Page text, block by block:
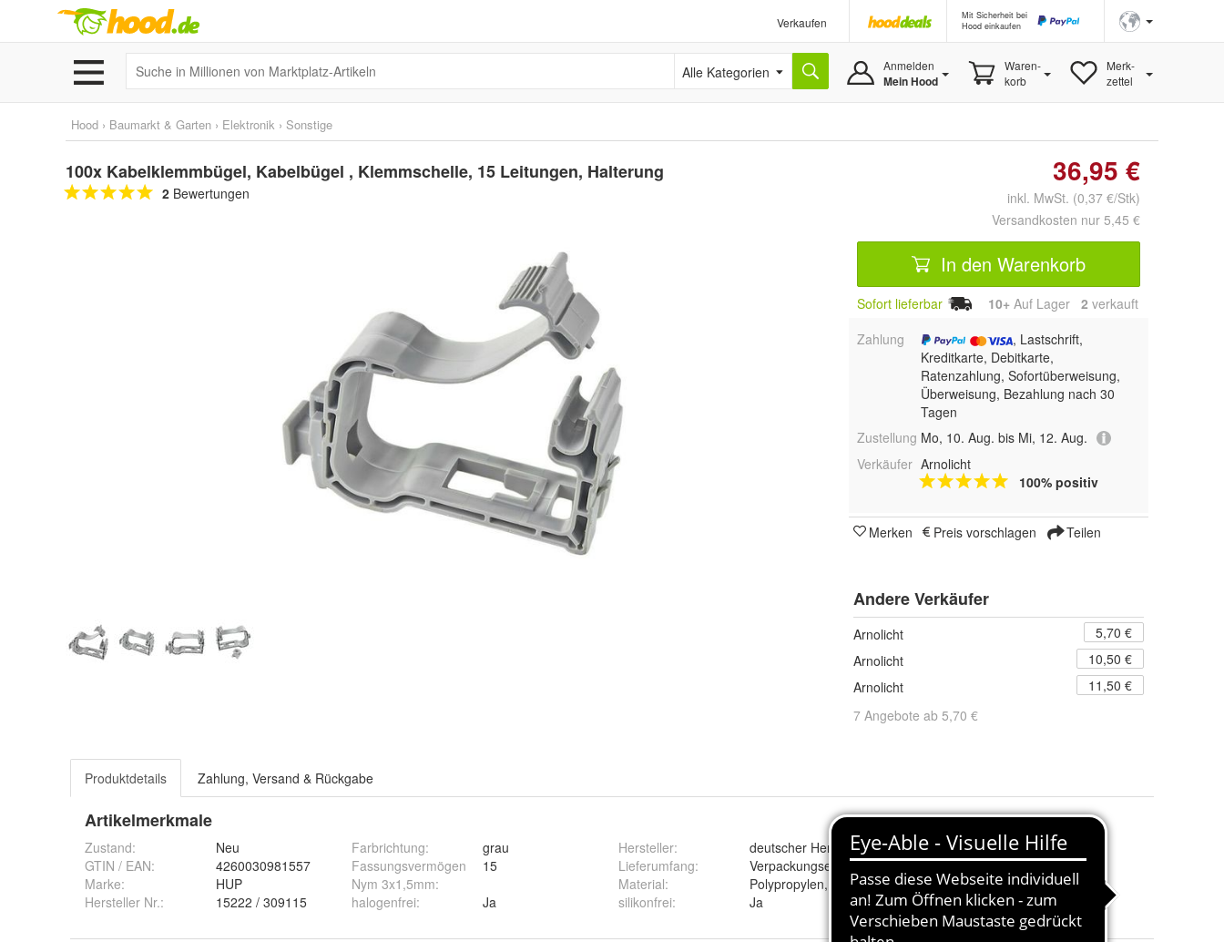
Verkaufen
Mit Sicherheit bei
Hood einkaufen
Alle Kategorien Anmelden
Mein Hood
Waren-
korb
Merk-
zettel
Hood › Baumarkt & Garten › Elektronik › Sonstige
100x Kabelklemmbügel, Kabelbügel , Klemmschelle, 15 Leitungen, Halterung
2 Bewertungen
36,95 €
inkl. MwSt. (0,37 €/Stk)
Versandkosten nur 5,45 €
In den Warenkorb
Sofort lieferbar 10+ Auf Lager 2 verkauft
Zahlung
, Lastschrift,
Kreditkarte, Debitkarte,
Ratenzahlung, Sofortüberweisung,
Überweisung, Bezahlung nach 30
Tagen
Zustellung Mo, 10. Aug. bis Mi, 12. Aug.
Verkäufer Arnolicht
100% positiv
Merken Preis vorschlagen Teilen
Andere Verkäufer
Arnolicht
5,70 €
Arnolicht
10,50 €
Arnolicht
11,50 €
7 Angebote ab 5,70 €
Produktdetails Zahlung, Versand & Rückgabe
Artikelmerkmale
Zustand:
Neu
GTIN / EAN:
4260030981557
Marke:
HUP
Hersteller Nr.:
15222 / 309115
Farbrichtung:
grau
Fassungsvermögen
Nym 3x1,5mm:
15
halogenfrei: Ja
Hersteller:
deutscher Hersteller
Lieferumfang:
Verpackungseinheit (VPE) mit 100 Stück Inhalt
Material:
Polypropylen, flammwidrig
silikonfrei: Ja
Maßeinheit: Einheit